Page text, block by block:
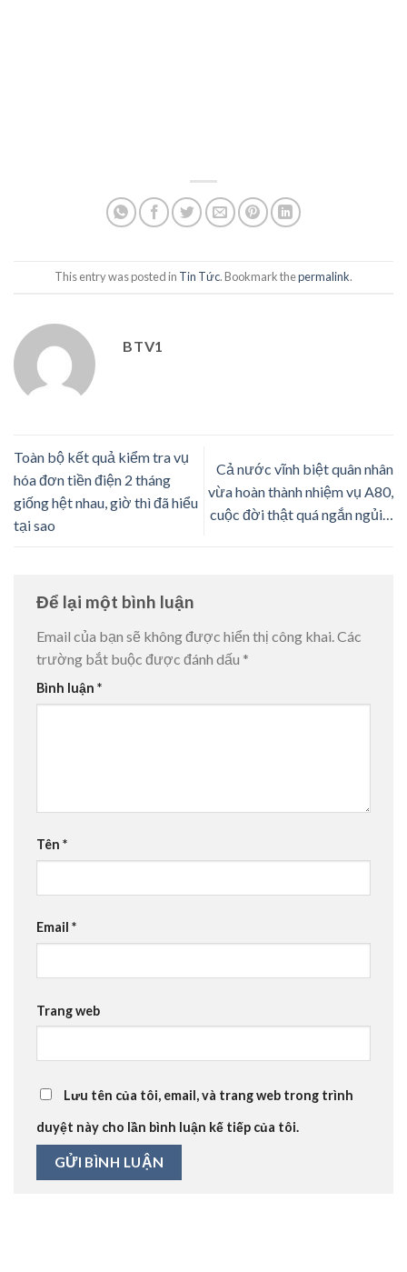
This entry was posted in Tin Tức. Bookmark thepermalink.
BTV1
Toàn bộ kết quả kiểm tra vụ
hóa đơn tiền điện 2 tháng
giống hệt nhau, giờ thì đã hiểu
tại sao
Cả nước vĩnh biệt quân nhân
vừa hoàn thành nhiệm vụ A80,
cuộc đời thật quá ngắn ngủi…
Để lại một bình luận
Email của bạn sẽ không được hiển thị công khai.Các
trường bắt buộc được đánh dấu *
Bình luận *
Tên *
Email *
Trang web
Lưu tên của tôi, email, và trang web trong trình
duyệt này cho lần bình luận kế tiếp của tôi.